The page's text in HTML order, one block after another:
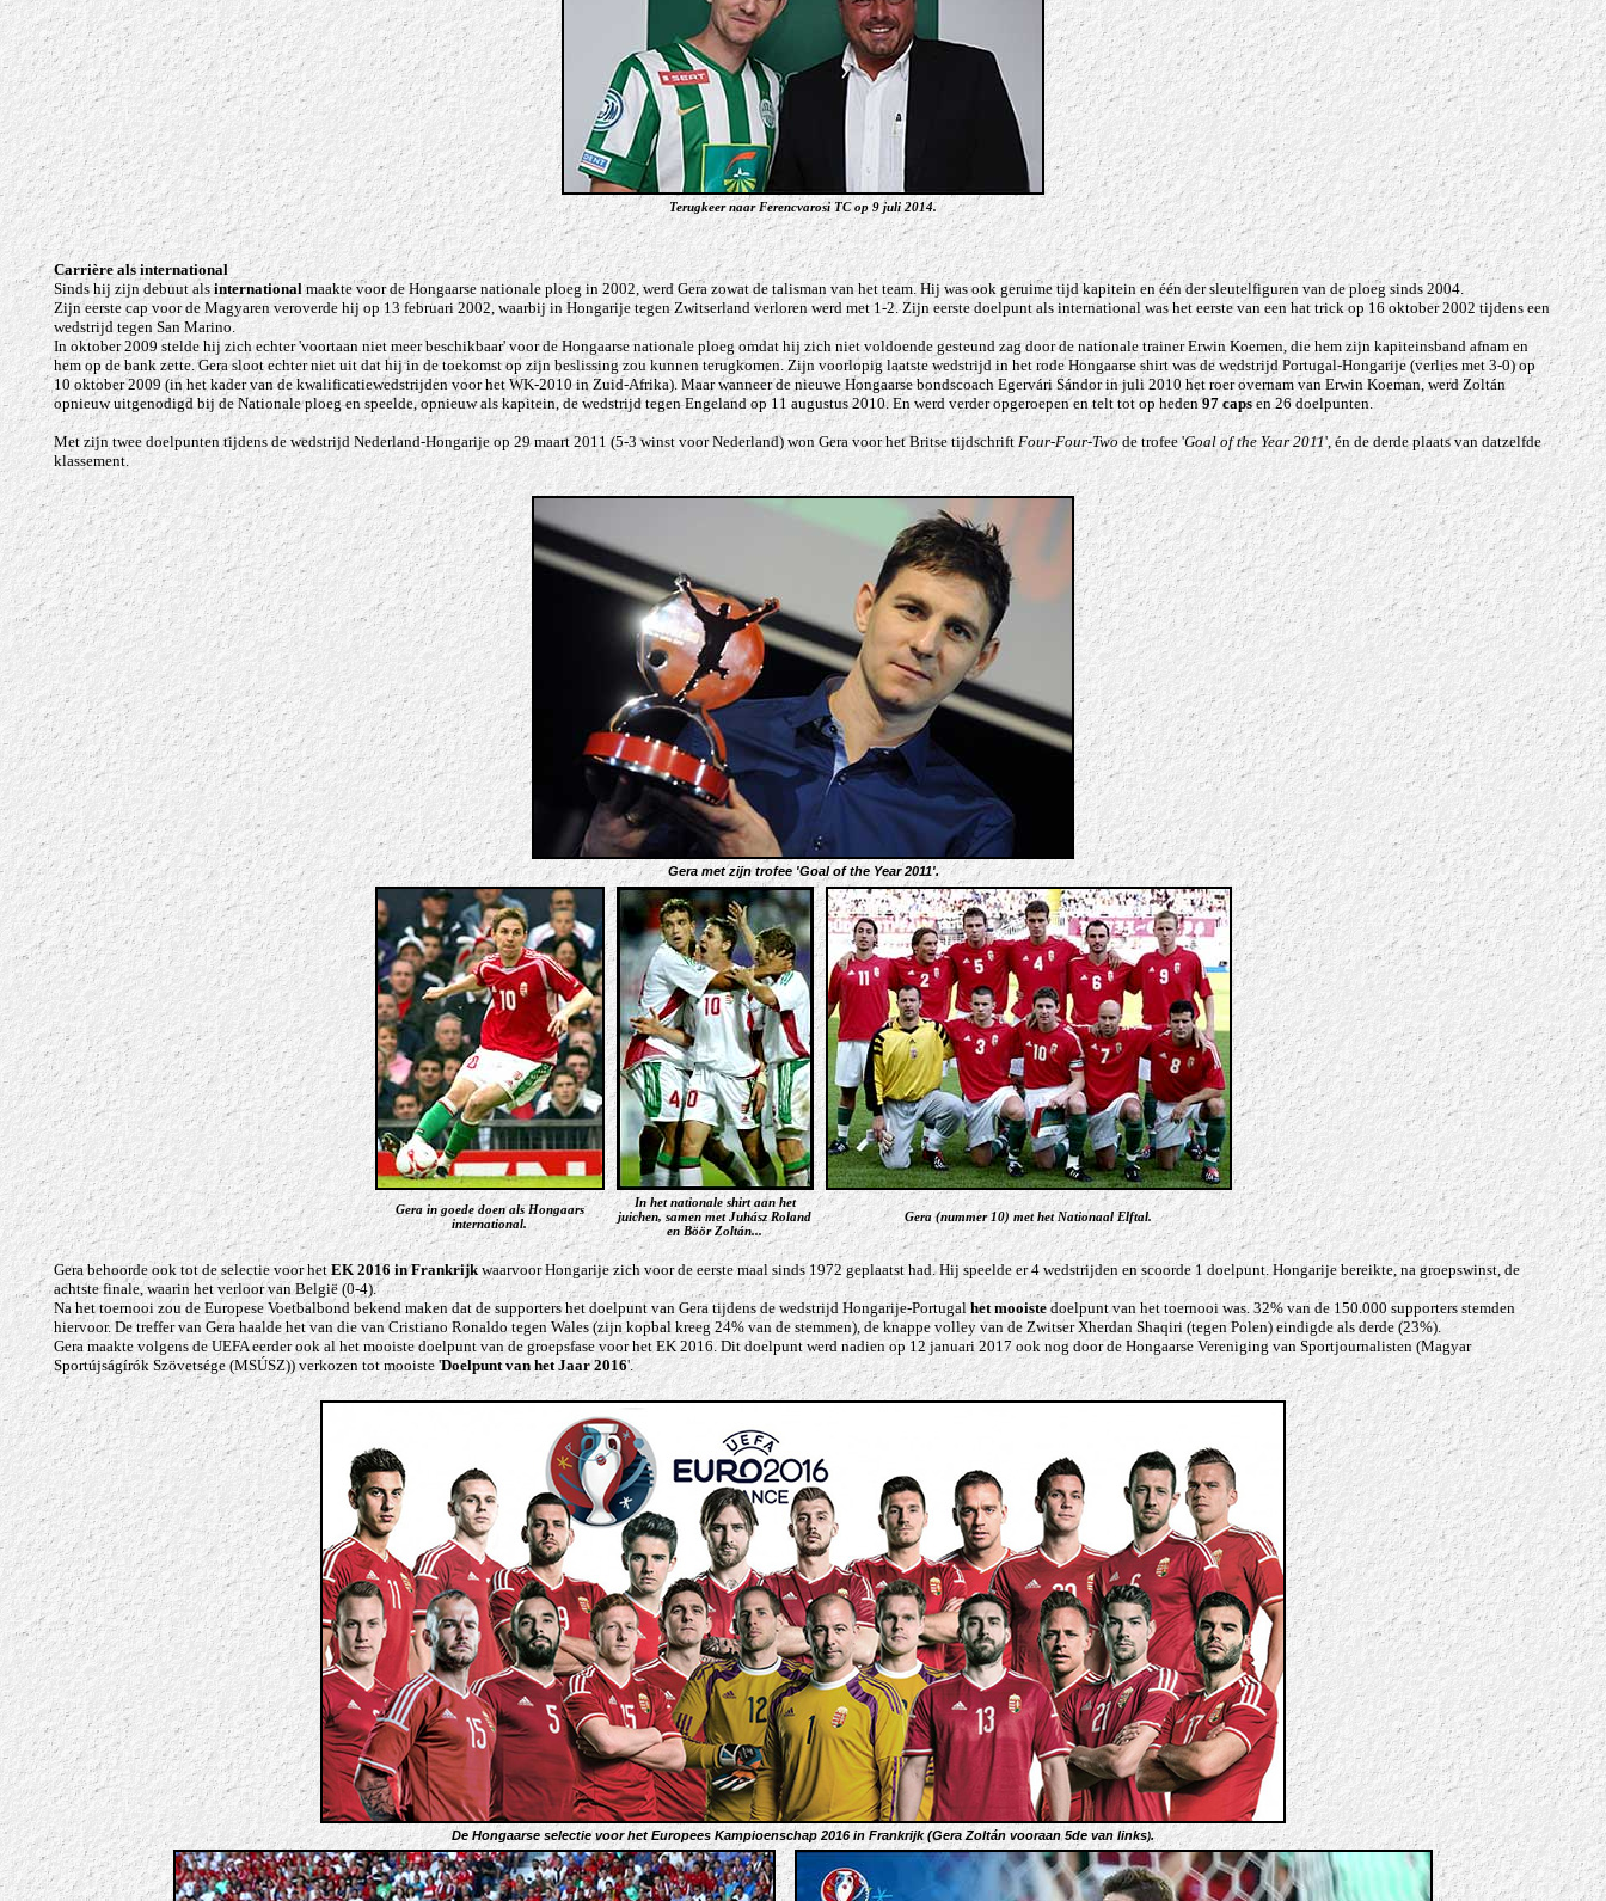
Terugkeer naar Ferencvarosi TC op 9 juli 2014.
Carrière als international
Sinds hij zijn debuut alsinternationalmaakte voor de Hongaarse nationale ploeg in 2002, werd Gera zowat de talisman van het team. Hij was ook geruime tijd kapitein en één der sleutelfiguren van de ploeg sinds 2004.
Zijn eerste cap voor de Magyaren veroverde hij op 13 februari 2002, waarbij in Hongarije tegen Zwitserland verloren werd met 1-2. Zijn eerste doelpunt als international was het eerste van een hat trick op 16 oktober 2002 tijdens een
wedstrijd tegen San Marino.
In oktober 2009 stelde hij zich echter 'voortaan niet meer beschikbaar' voor de Hongaarse nationale ploeg omdat hij zich niet voldoende gesteund zag door de nationale trainer Erwin Koemen, die hem zijn kapiteinsband afnam en
hem op de bank zette. Gera sloot echter niet uit dat hij in de toekomst op zijn beslissing zou kunnen terugkomen. Zijn voorlopig laatste wedstrijd in het rode Hongaarse shirt was de wedstrijd Portugal-Hongarije (verlies met 3-0) op
10 oktober 2009 (in het kader van de kwalificatiewedstrijden voor het WK-2010 in Zuid-Afrika). Maar wanneer de nieuwe Hongaarse bondscoachEgervári Sándorin juli 2010 het roer overnam van Erwin Koeman, werd Zoltán
opnieuw uitgenodigd bij de Nationale ploeg en speelde, opnieuw als kapitein, de wedstrijd tegen Engeland op 11 augustus 2010. En werd verder opgeroepen en telt tot op heden97 capsen 26 doelpunten.
Met zijn twee doelpunten tijdens de wedstrijd Nederland-Hongarije op 29 maart 2011 (5-3 winst voor Nederland) won Gera voor het Britse tijdschrift Four-Four-Twode trofee 'Goal of the Year 2011', én de derde plaats van datzelfde
klassement.
Gera met zijn trofee 'Goal of the Year 2011'.
Gera in goede doen als Hongaars
international.
In het nationale shirt aan het
juichen, samen met Juhász Roland
en Böör Zoltán...
Gera (nummer 10) met het Nationaal Elftal.
Gera behoorde ook tot de selectie voor hetEK 2016 in Frankrijkwaarvoor Hongarije zich voor de eerste maal sinds 1972 geplaatst had. Hij speelde er 4 wedstrijden en scoorde 1 doelpunt. Hongarije bereikte, na groepswinst, de
achtste finale, waarin het verloor van België (0-4).
Na het toernooi zou de Europese Voetbalbond bekend maken dat de supporters het doelpunt van Gera tijdens de wedstrijd Hongarije-Portugalhet mooistedoelpunt van het toernooi was. 32% van de 150.000 supporters stemden
hiervoor. De treffer van Gera haalde het van die van Cristiano Ronaldo tegen Wales (zijn kopbal kreeg 24% van de stemmen), de knappe volley van de Zwitser Xherdan Shaqiri (tegen Polen) eindigde als derde (23%).
Gera maakte volgens de UEFA eerder ook al het mooiste doelpunt van de groepsfase voor het EK 2016. Dit doelpunt werd nadien op 12 januari 2017 ook nog doorde Hongaarse Vereniging van Sportjournalisten (Magyar
Sportújságírók Szövetsége (MSÚSZ))verkozen tot mooiste 'Doelpunt van het Jaar 2016'.
De Hongaarse selectie voor het Europees Kampioenschap 2016 in Frankrijk (Gera Zoltán vooraan 5de van links).